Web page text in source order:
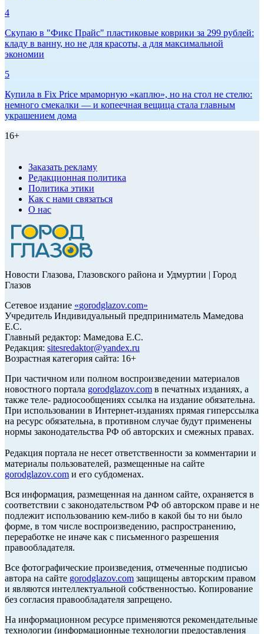
4
Скупаю в "Фикс Прайс" пластиковые коврики за 299 рублей:
кладу в ванну, но не для красоты, а для максимальной
экономии
5
Купила в Fix Price мраморную «каплю», но на стол не стелю:
немного смекалки — и копеечная вещица стала главным
украшением дома
16+
Заказать рекламу
Редакционная политика
Политика этики
Как с нами связаться
О нас
Новости Глазова, Глазовского района и Удмуртии | Город
Глазов
Сетевое издание «gorodglazov.com»
Учредитель Индивидуальный предприниматель Мамедова
Е.С.
Главный редактор: Мамедова Е.С.
Редакция: sitesredaktor@yandex.ru
Возрастная категория сайта: 16+
При частичном или полном воспроизведении материалов
новостного портала gorodglazov.com в печатных изданиях, а
также теле- радиосообщениях ссылка на издание обязательна.
При использовании в Интернет-изданиях прямая гиперссылка
на ресурс обязательна, в противном случае будут применены
нормы законодательства РФ об авторских и смежных правах.
Редакция портала не несет ответственности за комментарии и
материалы пользователей, размещенные на сайте
gorodglazov.com и его субдоменах.
Вся информация, размещенная на данном сайте, охраняется в
соответствии с законодательством РФ об авторском праве и не
подлежит использованию кем-либо в какой бы то ни было
форме, в том числе воспроизведению, распространению,
переработке не иначе как с письменного разрешения
правообладателя.
Все фотографические произведения, отмеченные подписью
автора на сайте gorodglazov.com защищены авторским правом
и являются интеллектуальной собственностью. Копирование
без согласия правообладателя запрещено.
На информационном ресурсе применяются рекомендательные
технологии (информационные технологии предоставления